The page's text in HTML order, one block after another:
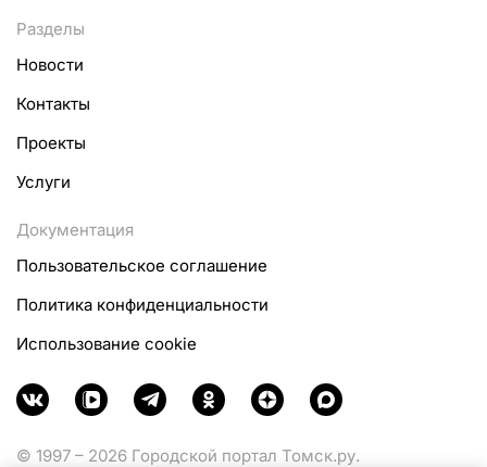
Разделы
Новости
Контакты
Проекты
Услуги
Документация
Пользовательское соглашение
Политика конфиденциальности
Использование cookie
© 1997 – 2026 Городской портал Томск.ру.